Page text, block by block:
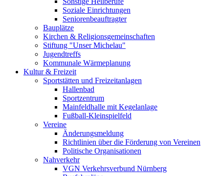
Soziale Einrichtungen
Seniorenbeauftragter
Bauplätze
Kirchen & Religionsgemeinschaften
Stiftung "Unser Michelau"
Jugendtreffs
Kommunale Wärmeplanung
Kultur & Freizeit
Sportstätten und Freizeitanlagen
Hallenbad
Sportzentrum
Mainfeldhalle mit Kegelanlage
Fußball-Kleinspielfeld
Vereine
Änderungsmeldung
Richtlinien über die Förderung von Vereinen
Politische Organisationen
Nahverkehr
VGN Verkehrsverbund Nürnberg